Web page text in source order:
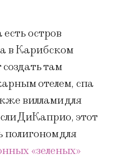
остров
в Карибском
там
отелем, спа
виллами для
ДиКаприо, этот
полигоном для
«зеленых»